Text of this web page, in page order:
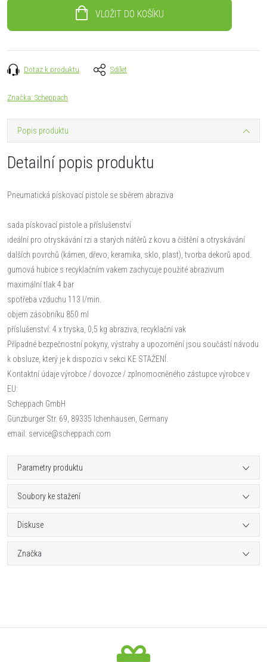
VLOŽIT DO KOŠÍKU
Dotaz k produktu Sdílet
Značka: Scheppach
Popis produktu
Detailní popis produktu
Pneumatická pískovací pistole se sběrem abraziva
sada pískovací pistole a příslušenství
ideální pro otryskávání rzi a starých nátěrů z kovu a čištění a otryskávání
dalších povrchů (kámen, dřevo, keramika, sklo, plast), tvorba dekorů apod.
gumová hubice s recyklačním vakem zachycuje použité abrazivum
maximální tlak 4 bar
spotřeba vzduchu 113 l/min.
objem zásobníku 850 ml
příslušenství: 4 x tryska, 0,5 kg abraziva, recyklační vak
Případné bezpečnostní pokyny, výstrahy a upozornění jsou součástí návodu
k obsluze, který je k dispozici v sekci KE STAŽENÍ.
Kontaktní údaje výrobce / dovozce / zplnomocněného zástupce výrobce v
EU:
Scheppach GmbH
Günzburger Str. 69, 89335 Ichenhausen, Germany
email: service@scheppach.com
Parametry produktu
Soubory ke stažení
Diskuse
Značka